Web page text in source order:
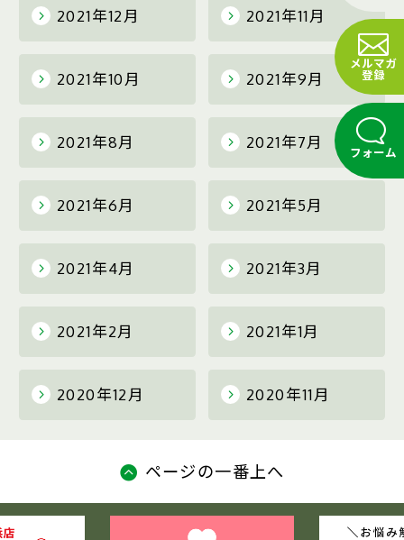
メルマガ
登録
フォーム
2021年12月 2021年11月
2021年10月 2021年9月
2021年8月 2021年7月
2021年6月 2021年5月
2021年4月 2021年3月
2021年2月 2021年1月
2020年12月 2020年11月
ページの一番上へ